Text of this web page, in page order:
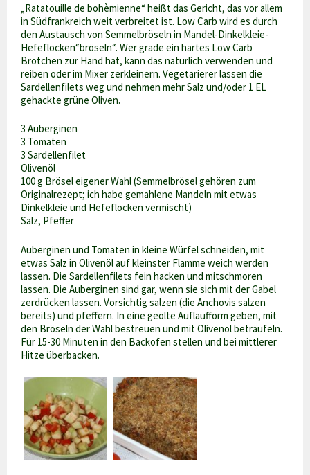
„Ratatouille de bohèmienne“ heißt das Gericht, das vor allem
in Südfrankreich weit verbreitet ist. Low Carb wird es durch
den Austausch von Semmelbröseln in Mandel-Dinkelkleie-
Hefeflocken“bröseln“. Wer grade ein hartes Low Carb
Brötchen zur Hand hat, kann das natürlich verwenden und
reiben oder im Mixer zerkleinern. Vegetarierer lassen die
Sardellenfilets weg und nehmen mehr Salz und/oder 1 EL
gehackte grüne Oliven.
3 Auberginen
3 Tomaten
3 Sardellenfilet
Olivenöl
100 g Brösel eigener Wahl (Semmelbrösel gehören zum
Originalrezept; ich habe gemahlene Mandeln mit etwas
Dinkelkleie und Hefeflocken vermischt)
Salz, Pfeffer
Auberginen und Tomaten in kleine Würfel schneiden, mit
etwas Salz in Olivenöl auf kleinster Flamme weich werden
lassen. Die Sardellenfilets fein hacken und mitschmoren
lassen. Die Auberginen sind gar, wenn sie sich mit der Gabel
zerdrücken lassen. Vorsichtig salzen (die Anchovis salzen
bereits) und pfeffern. In eine geölte Auflaufform geben, mit
den Bröseln der Wahl bestreuen und mit Olivenöl beträufeln.
Für 15-30 Minuten in den Backofen stellen und bei mittlerer
Hitze überbacken.